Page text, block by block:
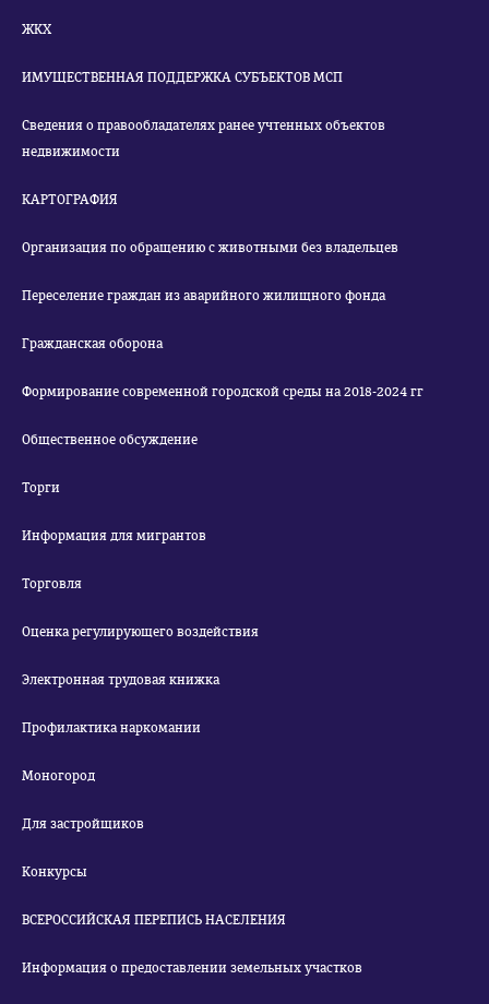
ЖКХ
ИМУЩЕСТВЕННАЯ ПОДДЕРЖКА СУБЪЕКТОВ МСП
Сведения о правообладателях ранее учтенных объектов
недвижимости
КАРТОГРАФИЯ
Организация по обращению с животными без владельцев
Переселение граждан из аварийного жилищного фонда
Гражданская оборона
Формирование современной городской среды на 2018-2024 гг
Общественное обсуждение
Торги
Информация для мигрантов
Торговля
Оценка регулирующего воздействия
Электронная трудовая книжка
Профилактика наркомании
Моногород
Для застройщиков
Конкурсы
ВСЕРОССИЙСКАЯ ПЕРЕПИСЬ НАСЕЛЕНИЯ
Информация о предоставлении земельных участков